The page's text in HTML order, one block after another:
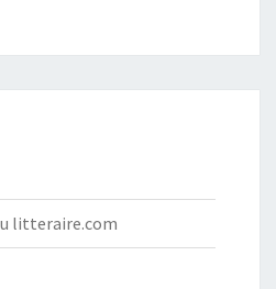
litteraire.com